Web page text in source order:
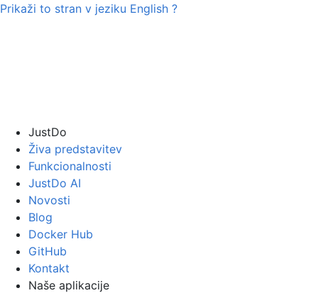
Prikaži to stran v jeziku English ?
JustDo
Živa predstavitev
Funkcionalnosti
JustDo AI
Novosti
Blog
Docker Hub
GitHub
Kontakt
Naše aplikacije